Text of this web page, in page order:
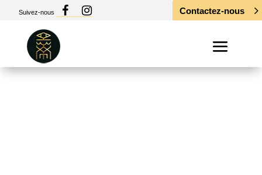
Suivez-nous Contactez-nous